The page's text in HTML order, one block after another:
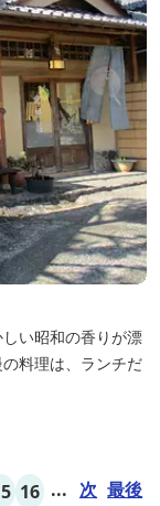
い昭和の香りが漂
料理は、ランチだ
16 ... 次 最後